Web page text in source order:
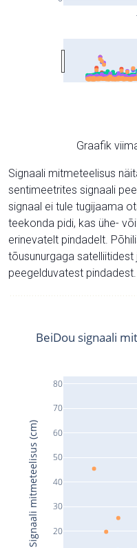
Graafik
Signaali mitmeteelisus
sentimeetrites signaali
signaal ei tule tugijaama
teekonda pidi, kas ühe-
erinevatelt pindadelt.
tõusunurgaga
peegelduvatest pindadest.
20
30
40
50
60
70
80
BeiDou signaali
Signaali mitmeteelisus (cm)